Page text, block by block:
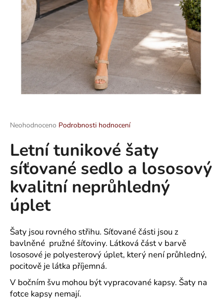
Průměrné
produktu
je
z
5
hvězdiček.
Neohodnoceno Podrobnosti hodnocení
Letní tunikové šaty
síťované sedlo a lososový
kvalitní neprůhledný
úplet
Šaty jsou rovného střihu. Síťované části jsou z
bavlněné pružné šíťoviny. Látková část v barvě
lososové je polyesterový úplet, který není průhledný,
pocitově je látka příjemná.
V bočním švu mohou být vypracované kapsy. Šaty na
fotce kapsy nemají.
D
o
p
o
r
u
č
u
j
e
m
e